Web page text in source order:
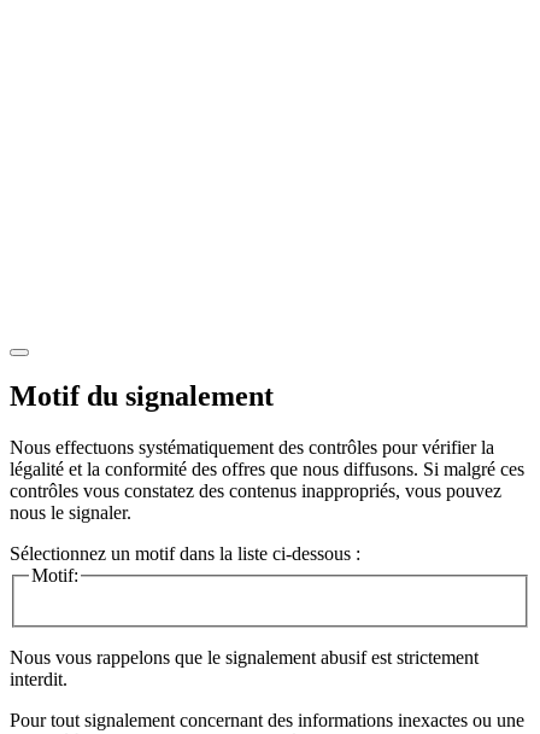
Motif du signalement
Nous effectuons systématiquement des contrôles pour vérifier la
légalité et la conformité des offres que nous diffusons. Si malgré ces
contrôles vous constatez des contenus inappropriés, vous pouvez
nous le signaler.
Sélectionnez un motif dans la liste ci-dessous :
Motif:
Nous vous rappelons que le signalement abusif est strictement
interdit.
Pour tout signalement concernant des informations inexactes ou une